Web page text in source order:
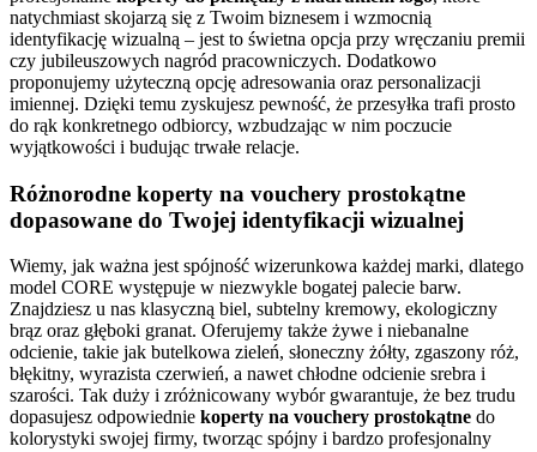
natychmiast skojarzą się z Twoim biznesem i wzmocnią
identyfikację wizualną – jest to świetna opcja przy wręczaniu premii
czy jubileuszowych nagród pracowniczych. Dodatkowo
proponujemy użyteczną opcję adresowania oraz personalizacji
imiennej. Dzięki temu zyskujesz pewność, że przesyłka trafi prosto
do rąk konkretnego odbiorcy, wzbudzając w nim poczucie
wyjątkowości i budując trwałe relacje.
Różnorodne koperty na vouchery prostokątne
dopasowane do Twojej identyfikacji wizualnej
Wiemy, jak ważna jest spójność wizerunkowa każdej marki, dlatego
model CORE występuje w niezwykle bogatej palecie barw.
Znajdziesz u nas klasyczną biel, subtelny kremowy, ekologiczny
brąz oraz głęboki granat. Oferujemy także żywe i niebanalne
odcienie, takie jak butelkowa zieleń, słoneczny żółty, zgaszony róż,
błękitny, wyrazista czerwień, a nawet chłodne odcienie srebra i
szarości. Tak duży i zróżnicowany wybór gwarantuje, że bez trudu
dopasujesz odpowiednie koperty na vouchery prostokątne do
kolorystyki swojej firmy, tworząc spójny i bardzo profesjonalny